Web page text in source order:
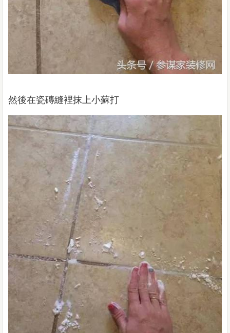
然後在瓷磚縫裡抹上小蘇打